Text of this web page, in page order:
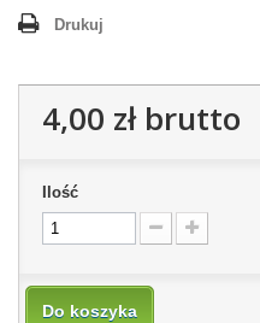
Drukuj
4,00 złbrutto
Ilość
Do koszyka